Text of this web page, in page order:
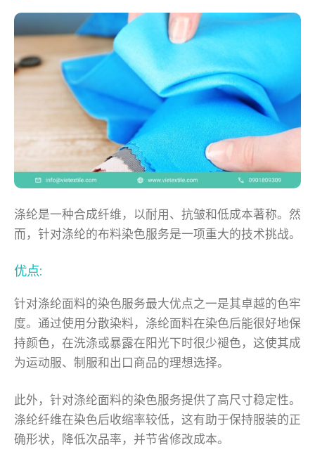
涤纶是一种合成纤维，以耐用、抗皱和低成本著称。然
而，针对涤纶的布料染色服务是一项重大的技术挑战。
优点:
针对涤纶面料的染色服务最大优点之一是其卓越的色牢
度。通过使用分散染料，涤纶面料在染色后能很好地保
持颜色，在洗涤或暴露在阳光下时很少褪色，这使其成
为运动服、制服和出口商品的理想选择。
此外，针对涤纶面料的染色服务提供了高尺寸稳定性。
涤纶纤维在染色后收缩率较低，这有助于保持服装的正
确形状，降低次品率，并节省修改成本。